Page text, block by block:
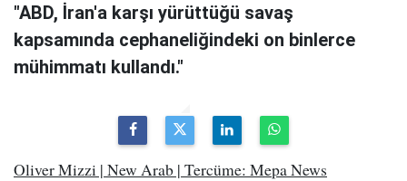
"ABD, İran'a karşı yürüttüğü savaş
kapsamında cephaneliğindeki on binlerce
mühimmatı kullandı."
Oliver Mizzi | New Arab | Tercüme: Mepa News